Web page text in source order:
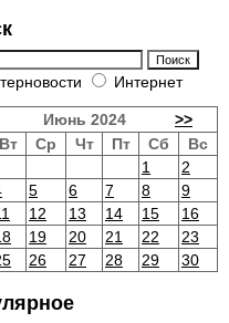
Интернет
Июнь 2024
>>
Вт Ср Чт Пт Сб
Вс
1
2
5 6 7 8
9
12 13 14 15
16
19 20 21 22
23
26 27 28 29 30